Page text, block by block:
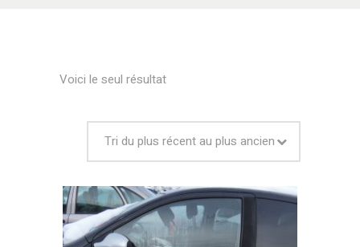
Voici le seul résultat
Tri du plus récent au plus ancien